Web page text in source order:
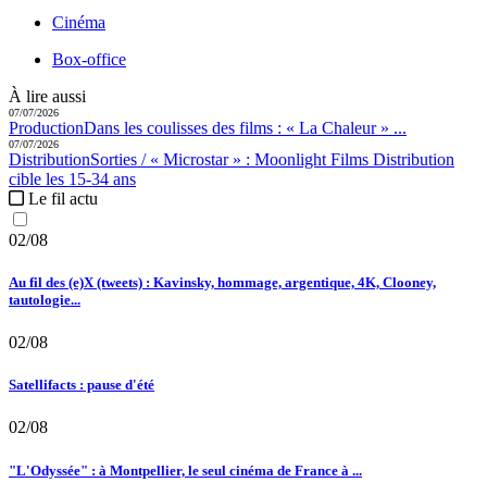
Cinéma
Box-office
À lire aussi
07/07/2026
ProductionDans les coulisses des films : « La Chaleur » ...
07/07/2026
DistributionSorties / « Microstar » : Moonlight Films Distribution
cible les 15-34 ans
Le fil actu
02/08
Au fil des (e)X (tweets) : Kavinsky, hommage, argentique, 4K, Clooney,
tautologie...
02/08
Satellifacts : pause d'été
02/08
"L'Odyssée" : à Montpellier, le seul cinéma de France à ...